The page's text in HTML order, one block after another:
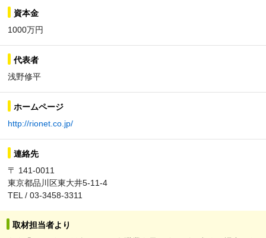
資本金
1000万円
代表者
浅野修平
ホームページ
http://rionet.co.jp/
連絡先
〒 141-0011
東京都品川区東大井5-11-4
TEL / 03-3458-3311
取材担当者より